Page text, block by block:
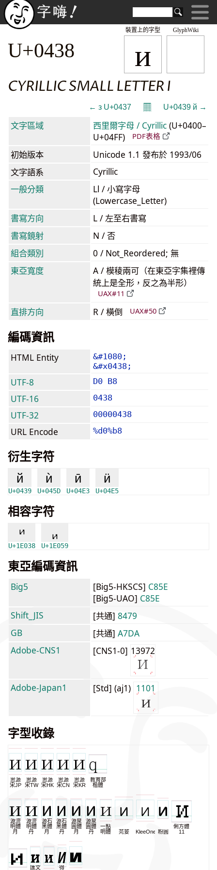
GlyphWiki
и
裝置上的字型
U+0438
CYRILLIC SMALL LETTER I
← з U+0437 𝄜 U+0439 й →
文字區域 西里爾字母 / Cyrillic (U+0400–
U+04FF)
PDF表格
初始版本
Unicode 1.1 發布於 1993/06
文字語系
Cyrillic
一般分類
Ll / 小寫字母
(Lowercase_Letter)
書寫方向
L / 左至右書寫
書寫鏡射
N / 否
組合類別
0 / Not_Reordered; 無
東亞寬度
A / 模稜兩可（在東亞字集裡傳
統上是全形，反之為半形）
UAX#11
直排方向 R / 橫倒 UAX#50
編碼資訊
HTML Entity
&#1080;
&#x0438;
UTF-8 D0 B8
UTF-16 0438
UTF-32 00000438
URL Encode %d0%b8
衍生字符
й
U+0439
ѝ
U+045D
ӣ
U+04E3
ӥ
U+04E5
相容字符
𞀸
U+1E038
𞁙
U+1E059
東亞編碼資訊
Big5 [Big5-HKSCS] C85E
[Big5-UAO] C85E
Shift_JIS
[共通] 8479
GB
[共通] A7DA
Adobe-CNS1
[CNS1-0] 13972
Adobe-Japan1 [Std] (aj1) 1101
字型收錄
思源
宋JP
思源
宋TW
思源
宋HK
思源
宋CN
思源
宋KR
教育部
楷體
源流
明體
月
源流
明體
丹
源石
黑體
月
源石
黑體
丹
源泉
圓體
月
源泉
圓體
丹
一點
明體
芫荽 KleeOne 粉圓
俐方體
11
匯文 得